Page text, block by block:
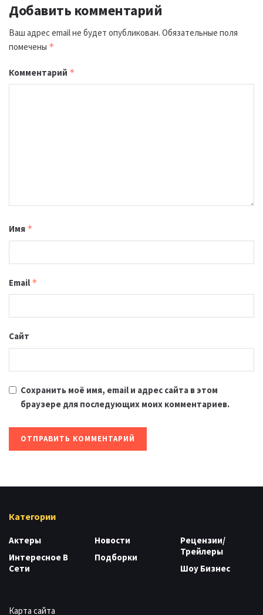
Добавить комментарий
Ваш адрес email не будет опубликован. Обязательные поля
помечены *
Комментарий *
Имя *
Email *
Сайт
Сохранить моё имя, email и адрес сайта в этом
браузере для последующих моих комментариев.
Категории
Актеры
Интересное В
Сети
Новости
Подборки
Рецензии/
Трейлеры
Шоу Бизнес
Карта сайта